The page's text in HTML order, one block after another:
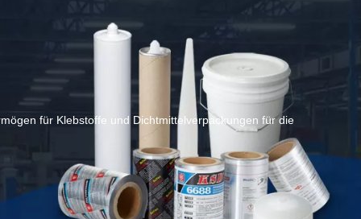
für Klebstoffe und Dichtmittelverpackungen für die